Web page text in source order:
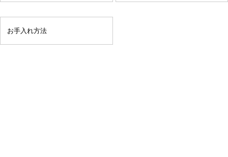
お手入れ方法